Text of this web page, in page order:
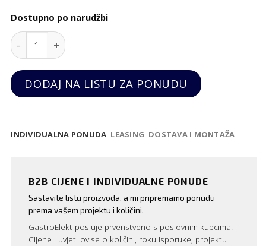
Dostupno po narudžbi
Pila za biskvit, Hendi quantity
DODAJ NA LISTU ZA PONUDU
INDIVIDUALNA PONUDA LEASING DOSTAVA I MONTAŽA
B2B CIJENE I INDIVIDUALNE PONUDE
Sastavite listu proizvoda, a mi pripremamo ponudu
prema vašem projektu i količini.
GastroElekt posluje prvenstveno s poslovnim kupcima.
Cijene i uvjeti ovise o količini, roku isporuke, projektu i